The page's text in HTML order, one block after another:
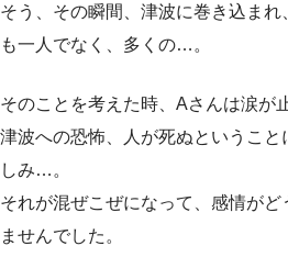
そう、その瞬間、津波に巻き込ま
も一人でなく、多くの…。
そのことを考えた時、Aさんは涙が
津波への恐怖、人が死ぬというこ
しみ…。
それが混ぜこぜになって、感情がど
ませんでした。